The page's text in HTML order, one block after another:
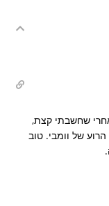
שחשבתי קצת,
של וומבי. טוב